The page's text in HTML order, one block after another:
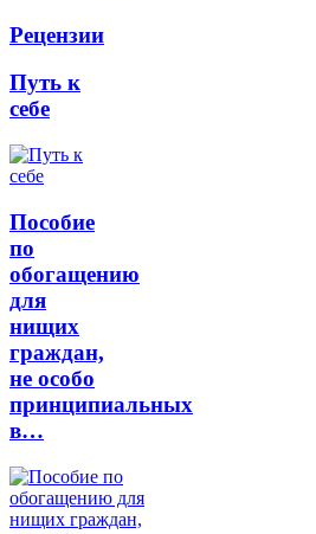
Рецензии
Путь к
себе
Пособие
по
обогащению
для
нищих
граждан,
не особо
принципиальных
в…